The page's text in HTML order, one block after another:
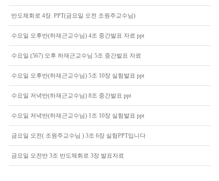
반도체회로 4장. PPT(금요일 오전 조원주교수님)
수요일 오후반(하재근교수님) 4조 중간발표 자료 ppt
수요일 (567) 오후 하재근교수님 5조 중간발표 자료
수요일 오후반(하재근교수님) 5조 10장 실험발표 ppt
수요일 저녁반(하재근교수님) 8조 중간발표 ppt
수요일 저녁반(하재근교수님) 1조 10장 실험발표 ppt
금요일 오전( 조원주교수님 ) 3조 6장 실험PPT입니다
금요일 오전반 3조 반도체회로 3장 발표자료